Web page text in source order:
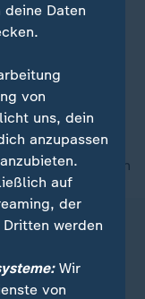
Staaten
zu ihrem
nach oben
deine Daten
von
uns, dein
anzupassen
auf
der
Dritten werden
Wir
von